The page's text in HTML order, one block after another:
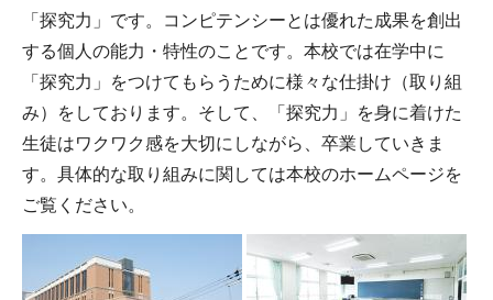
「探究力」です。コンピテンシーとは優れた成果を創出
する個人の能力・特性のことです。本校では在学中に
「探究力」をつけてもらうために様々な仕掛け（取り組
み）をしております。そして、「探究力」を身に着けた
生徒はワクワク感を大切にしながら、卒業していきま
す。具体的な取り組みに関しては本校のホームページを
ご覧ください。